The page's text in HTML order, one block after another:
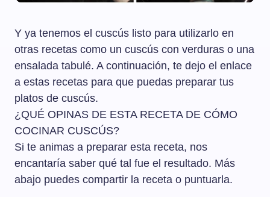
Y ya tenemos el cuscús listo para utilizarlo en
otras recetas como un cuscús con verduras o una
ensalada tabulé. A continuación, te dejo el enlace
a estas recetas para que puedas preparar tus
platos de cuscús.
¿QUÉ OPINAS DE ESTA RECETA DE CÓMO
COCINAR CUSCÚS?
Si te animas a preparar esta receta, nos
encantaría saber qué tal fue el resultado. Más
abajo puedes compartir la receta o puntuarla.